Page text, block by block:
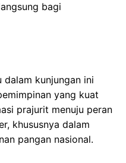
bagi
dalam kunjungan ini
yang kuat
prajurit menuju peran
khususnya dalam
pangan nasional.